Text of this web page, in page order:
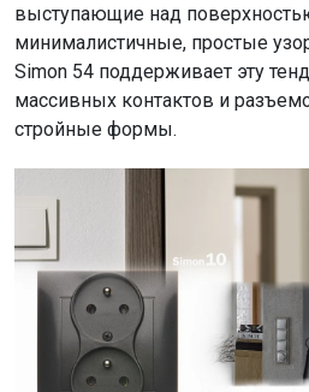
выступающие над
минималистичные, простые
Simon 54 поддерживает эту
массивных контактов и
стройные формы.